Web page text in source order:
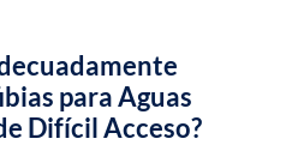
para Aguas
Difícil Acceso?